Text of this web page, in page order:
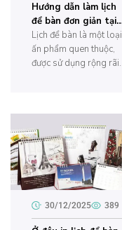
Hướng dẫn làm lịch
để bàn đơn giản tại
nhà?
Lịch để bàn là một loại
ấn phẩm quen thuộc,
được sử dụng rộng rãi
bàn còn góp phần
trang trí và tạo cảm
hứng cho không gian
làm việc, học tập.
Trong bài viết này,
In2s...30/12/2025 389